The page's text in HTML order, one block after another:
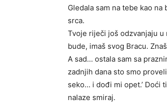
Gledala sam na tebe kao
srca.
Tvoje riječi još odzvanjaju u
bude, imaš svog Bracu.
A sad… ostala sam sa
zadnjih dana sto smo
seko… i dođi mi opet.’ Doći
nalaze smiraj.